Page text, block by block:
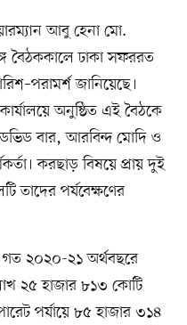
আবু হেনা মো.
বৈঠককালে ঢাকা সফররত
জানিয়েছে।
অনুষ্ঠিত এই বৈঠকে
বার, আরবিন্দ মোদি ও
করছাড় বিষয়ে প্রায় দুই
তাদের পর্যবেক্ষণের
গত ২০২০-২১ অর্থবছরে
২৫ হাজার ৮১৩ কোটি
পর্যায়ে ৮৫ হাজার ৩১৪